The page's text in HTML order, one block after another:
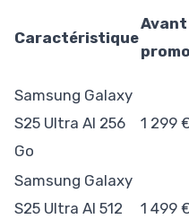
Caractéristique
Avant
Samsung Galaxy
S25 Ultra AI 256
Go
1 299
Samsung Galaxy
S25 Ultra AI 512
1 499